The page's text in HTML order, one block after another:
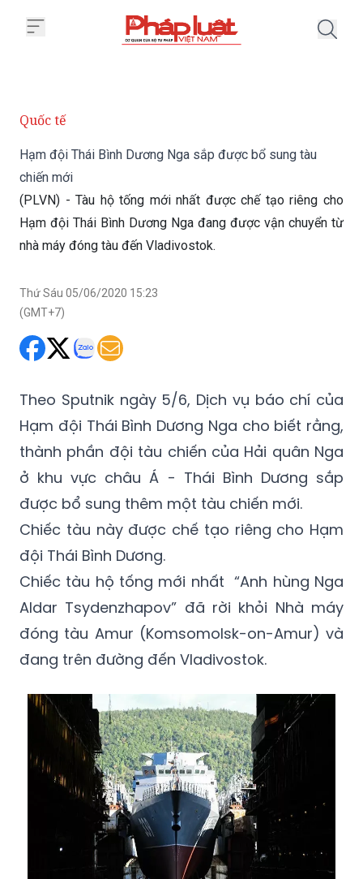
Quốc tế
Hạm đội Thái Bình Dương Nga sắp được bổ sung tàu
chiến mới
(PLVN) - Tàu hộ tống mới nhất được chế tạo riêng cho
nhà máy đóng tàu đến Vladivostok.
Thứ Sáu 05/06/2020 15:23
Theo Sputnik ngày 5/6, Dịch vụ báo chí của
Hạm đội Thái Bình Dương Nga cho biết rằng,
thành phần đội tàu chiến của Hải quân Nga
ở khu vực châu Á - Thái Bình Dương sắp
được bổ sung thêm một tàu chiến mới.
Chiếc tàu này được chế tạo riêng cho Hạm
đội Thái Bình Dương.
Chiếc tàu hộ tống mới nhất “Anh hùng Nga
Aldar Tsydenzhapov” đã rời khỏi Nhà máy
đóng tàu Amur (Komsomolsk-on-Amur) và
đang trên đường đến Vladivostok.